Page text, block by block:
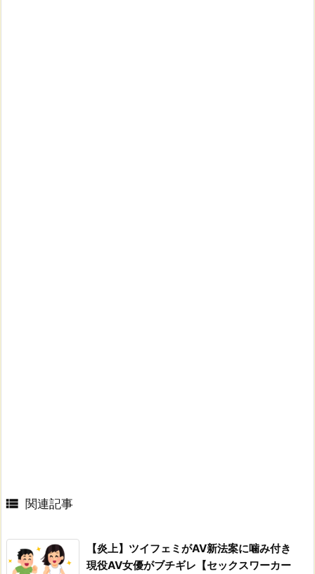
 関連記事
【炎上】ツイフェミがAV新法案に噛み付き
現役AV女優がブチギレ【セックスワーカー